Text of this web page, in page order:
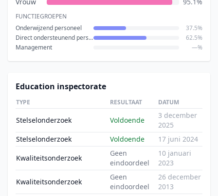
Vrouw
95.1%
FUNCTIEGROEPEN
Onderwijzend personeel
37.5%
Direct ondersteunend personeel
62.5%
Management
—%
Education inspectorate
TYPE RESULTAAT DATUM
Stelselonderzoek Voldoende
3 december
2025
Stelselonderzoek
Voldoende 17 juni 2024
Kwaliteitsonderzoek
Geen
eindoordeel
10 januari
2023
Kwaliteitsonderzoek
Geen
eindoordeel
26 december
2013